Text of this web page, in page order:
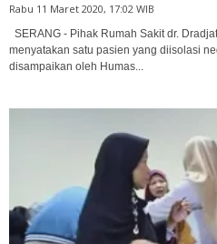
Rabu 11 Maret 2020, 17:02 WIB
SERANG - Pihak Rumah Sakit dr.
menyatakan satu pasien yang diisolasi
disampaikan oleh Humas...